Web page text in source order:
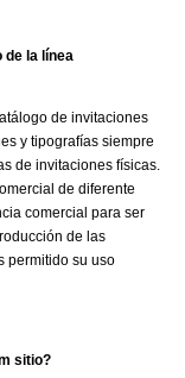
de la línea
de invitaciones
y tipografías siempre
de invitaciones físicas.
de diferente
comercial para ser
de las
permitido su uso
sitio?